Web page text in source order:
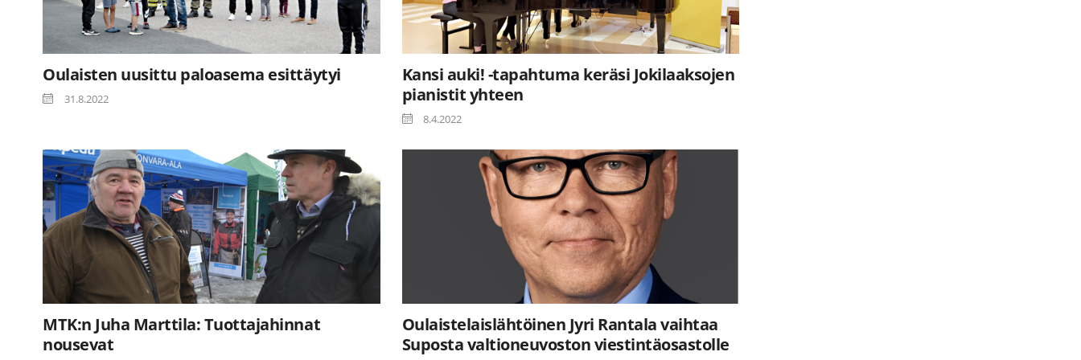
Oulaisten uusittu paloasema esittäytyi
31.8.2022
Kansi auki! -tapahtuma keräsi Jokilaaksojen
pianistit yhteen
8.4.2022
MTK:n Juha Marttila: Tuottajahinnat
nousevat
Oulaistelaislähtöinen Jyri Rantala vaihtaa
Suposta valtioneuvoston viestintäosastolle